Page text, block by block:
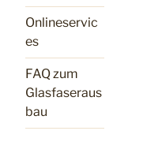
Onlineservic
es
FAQ zum
Glasfaseraus
bau